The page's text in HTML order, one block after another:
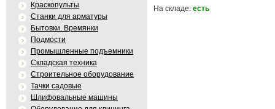
Краскопульты
Станки для арматуры
Бытовки. Времянки
Подмости
Промышленные подъемники
Складская техника
Строительное оборудование
Тачки садовые
Шлифовальные машины
На складе: есть